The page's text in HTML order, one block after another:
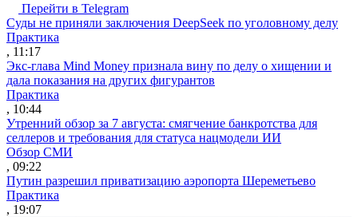
Перейти в Telegram
Суды не приняли заключения DeepSeek по уголовному делу
Практика
, 11:17
Экс-глава Mind Money признала вину по делу о хищении и
дала показания на других фигурантов
Практика
, 10:44
Утренний обзор за 7 августа: смягчение банкротства для
селлеров и требования для статуса нацмодели ИИ
Обзор СМИ
, 09:22
Путин разрешил приватизацию аэропорта Шереметьево
Практика
, 19:07